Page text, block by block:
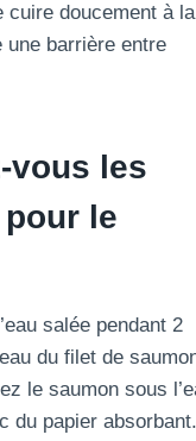
cuire doucement à la
une barrière entre
vous les
le
salée pendant 2
du filet de
le saumon sous
du papier absorbant.